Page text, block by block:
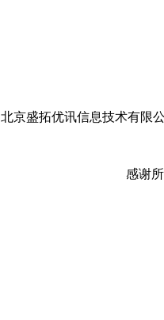
北京盛拓优讯信息技术有限
感谢